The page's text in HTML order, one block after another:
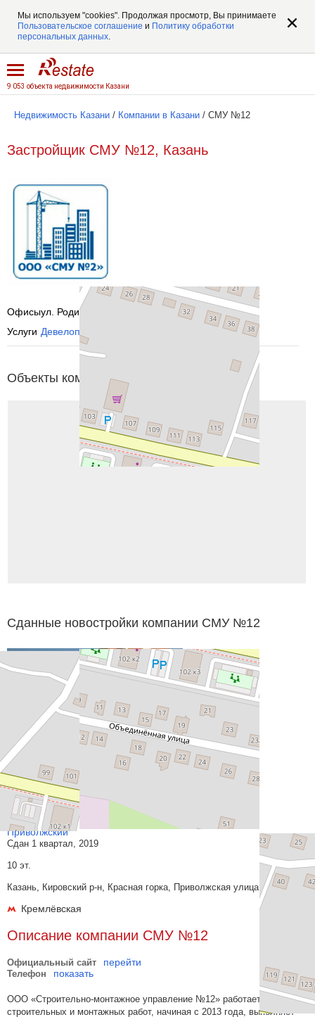
Мы используем "cookies". Продолжая просмотр, Вы принимаете
Пользовательское соглашение и Политику обработки
персональных данных.
9 053 объекта недвижимости Казани
Недвижимость Казани / Компании в Казани / СМУ №12
Застройщик СМУ №12, Казань
Офисыул. Родины, д.4, пом. 104 все офисы
Услуги Девелоперы и застройщики
Объекты компании СМУ №12 на карте
Сданные новостройки компании СМУ №12
Приволжский
Сдан 1 квартал, 2019
10 эт.
Казань, Кировский р-н, Красная горка, Приволжская улица
Кремлёвская
Описание компании СМУ №12
Официальный сайт перейти
Телефон показать
ООО «Строительно-монтажное управление №12» работает в сфере
строительных и монтажных работ, начиная с 2013 года, выполняет